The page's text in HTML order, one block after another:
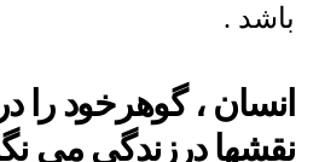
باشد .
انسان ، گوهرخود را
نقشها درزندگی می